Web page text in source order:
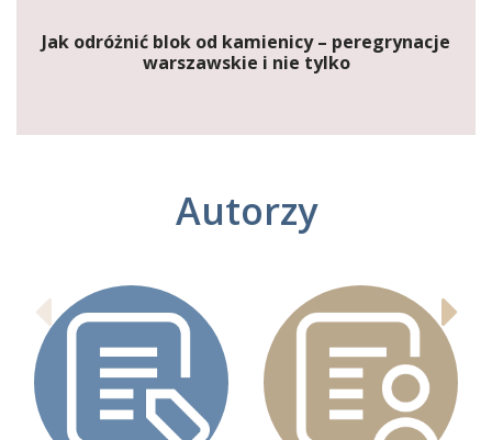
Jak odróżnić blok od kamienicy – peregrynacje
warszawskie i nie tylko
Autorzy